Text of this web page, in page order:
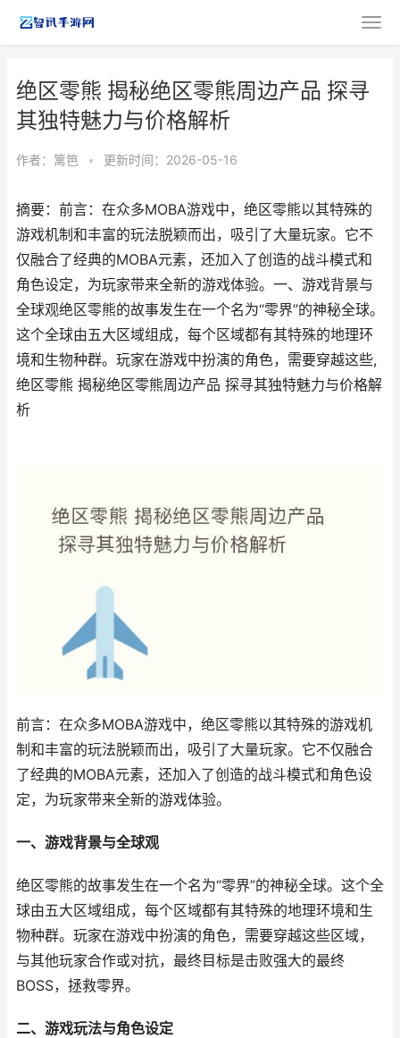
绝区零熊 揭秘绝区零熊周边产品 探寻
其独特魅力与价格解析
作者： 篱笆 • 更新时间：2026-05-16
摘要：前言：在众多MOBA游戏中，绝区零熊以其特殊的
游戏机制和丰富的玩法脱颖而出，吸引了大量玩家。它不
仅融合了经典的MOBA元素，还加入了创造的战斗模式和
角色设定，为玩家带来全新的游戏体验。一、游戏背景与
全球观绝区零熊的故事发生在一个名为“零界”的神秘全球。
这个全球由五大区域组成，每个区域都有其特殊的地理环
境和生物种群。玩家在游戏中扮演的角色，需要穿越这些,
绝区零熊 揭秘绝区零熊周边产品 探寻其独特魅力与价格解
析
前言：在众多MOBA游戏中，绝区零熊以其特殊的游戏机
制和丰富的玩法脱颖而出，吸引了大量玩家。它不仅融合
了经典的MOBA元素，还加入了创造的战斗模式和角色设
定，为玩家带来全新的游戏体验。
一、游戏背景与全球观
绝区零熊的故事发生在一个名为“零界”的神秘全球。这个全
球由五大区域组成，每个区域都有其特殊的地理环境和生
物种群。玩家在游戏中扮演的角色，需要穿越这些区域，
与其他玩家合作或对抗，最终目标是击败强大的最终
BOSS，拯救零界。
二、游戏玩法与角色设定